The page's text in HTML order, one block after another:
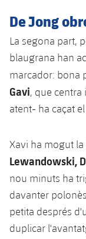
Palmarès
Història
Entrades
Resultats
Fotos
Història
Palmarès
Calendari
Resultats
Jugadors
plusicon
més
Actualitat
Barça C
Infantil
Aleví
Campus
plusicon
més
Atletisme
plusicon
més
Actualitat
Masculí
Femení
Bàsquet
plusicon
més
Actualitat
Jugadors
Hockey gel
plusicon
més
De Jong
La segona part,
blaugrana han
marcador: bona
Gavi, que centra
atent- ha caçat
Xavi ha mogut
Lewandowski,
nou minuts ha
davanter
petita després
duplicar